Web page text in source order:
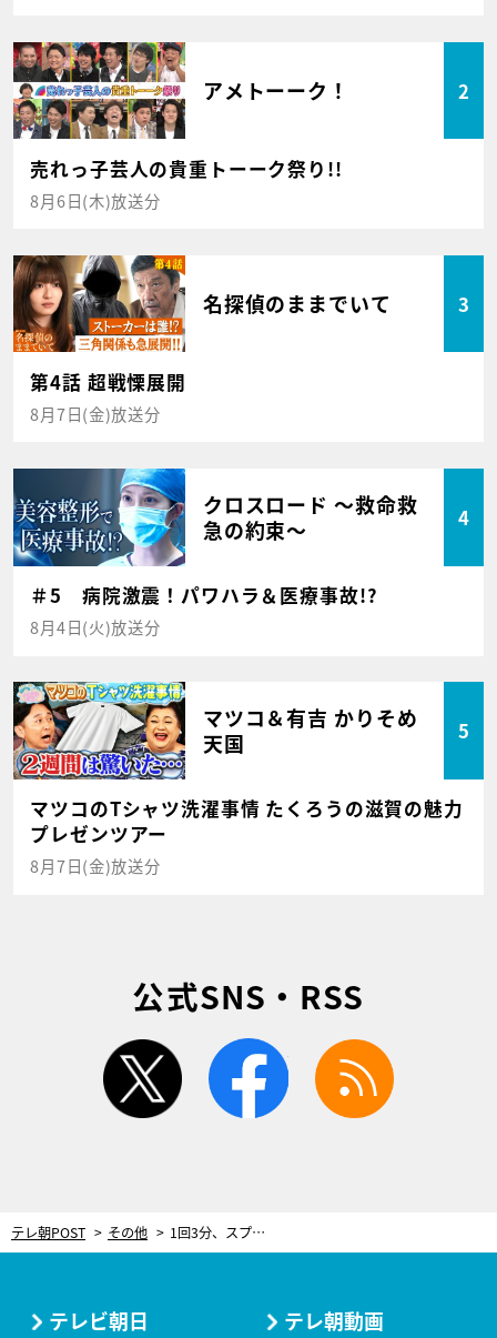
アメトーーク！ 2
売れっ子芸人の貴重トーーク祭り!!
8月6日(木)放送分
名探偵のままでいて 3
第4話 超戦慄展開
8月7日(金)放送分
クロスロード ～救命救
急の約束～
4
＃5 病院激震！パワハラ＆医療事故!?
8月4日(火)放送分
マツコ＆有吉 かりそめ
天国
5
マツコのTシャツ洗濯事情 たくろうの滋賀の魅力
プレゼンツアー
8月7日(金)放送分
公式SNS・RSS
twitter facebook
テレ朝POST その他 1回3分、スプーンを使って頭皮をリフレッシュ！“第一印象が変わる美肌の作り方”も
テレビ朝日 テレ朝動画